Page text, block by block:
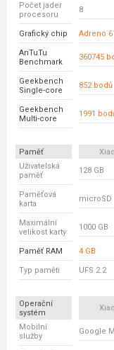
Počet jader
procesoru
8
Grafický chip Adreno
AnTuTu
Benchmark
360745
Geekbench
Single-core
852 bodů
Geekbench
Multi-core
1991
Paměť
Uživatelská
paměť
128 GB
Paměťová
karta
microSD
Maximální
velikost karty
1000 GB
Paměť RAM 4 GB
Typ paměti UFS 2.2
Operační
systém
Mobilní
služby
Google